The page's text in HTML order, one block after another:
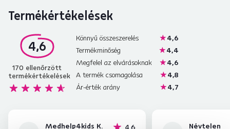
Termékértékelések
4,6
170 ellenőrzött
termékértékelések
Könnyű összeszerelés
4,6
Termékminőség
4,4
Megfelel az elvárásoknak
4,6
A termék csomagolása
4,8
Ár-érték arány
4,7
Medhelp4kids K. 4.6 Névtelen